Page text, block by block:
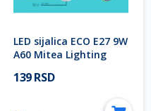
LED sijalica ECO E27 9W
A60 Mitea Lighting
139 RSD